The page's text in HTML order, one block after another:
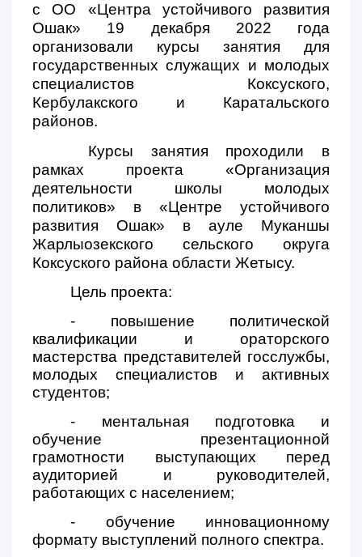
с ОО «Центра устойчивого развития
Ошак» 19 декабря 2022 года
организовали курсы занятия для
государственных служащих и молодых
специалистов Коксуского,
Кербулакского и Каратальского
районов.
Курсы занятия проходили в
рамках проекта «Организация
деятельности школы молодых
политиков» в «Центре устойчивого
развития Ошак» в ауле Муканшы
Жарлыозекского сельского округа
Коксуского района области Жетысу.
Цель проекта:
- повышение политической
квалификации и ораторского
мастерства представителей госслужбы,
молодых специалистов и активных
студентов;
- ментальная подготовка и
обучение презентационной
грамотности выступающих перед
аудиторией и руководителей,
работающих с населением;
- обучение инновационному
формату выступлений полного спектра.